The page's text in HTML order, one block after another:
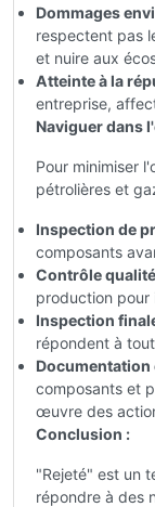
Dommages
respectent pas
et nuire aux
Atteinte à la
entreprise,
Naviguer dans
Pour minimiser
pétrolières et
Inspection de
composants
Contrôle
production pour
Inspection
répondent à
Documentation
composants et
œuvre des
Conclusion :
"Rejeté" est un
répondre à des